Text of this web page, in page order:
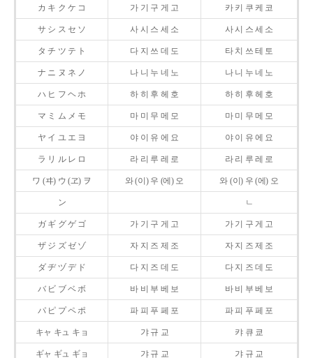
カ キ ク ケ コ 가 기 구 게 고 카 키 쿠 케 코
サ シ ス セ ソ 사 시 스 세 소 사 시 스 세 소
タ チ ツ テ ト 다 지 쓰 데 도 타 치 쓰 테 토
ナ ニ ヌ ネ ノ 나 니 누 네 노 나 니 누 네 노
ハ ヒ フ ヘ ホ 하 히 후 헤 호 하 히 후 헤 호
マ ミ ム メ モ 마 미 무 메 모 마 미 무 메 모
ヤ イ ユ エ ヨ 야 이 유 에 요 야 이 유 에 요
ラ リ ル レ ロ 라 리 루 레 로 라 리 루 레 로
ワ (ヰ) ウ (ヱ) ヲ 와 (이) 우 (에) 오 와 (이) 우 (에) 오
ン ㄴ
ガ ギ グ ゲ ゴ 가 기 구 게 고 가 기 구 게 고
ザ ジ ズ ゼ ゾ 자 지 즈 제 조 자 지 즈 제 조
ダ ヂ ヅ デ ド 다 지 즈 데 도 다 지 즈 데 도
バ ビ ブ ベ ボ 바 비 부 베 보 바 비 부 베 보
パ ピ プ ペ ポ 파 피 푸 페 포 파 피 푸 페 포
キャ キュ キョ 갸 규 교 캬 큐 쿄
ギャ ギュ ギョ 갸 규 교 갸 규 교